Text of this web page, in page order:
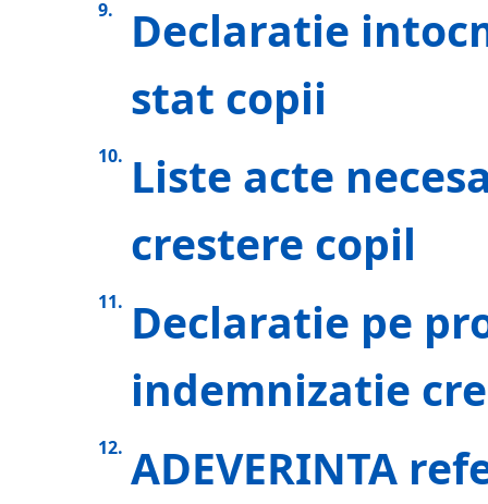
Declaratie
stat copii
Liste acte
crestere copil
Declaratie pe
indemnizatie
ADEVERINTA